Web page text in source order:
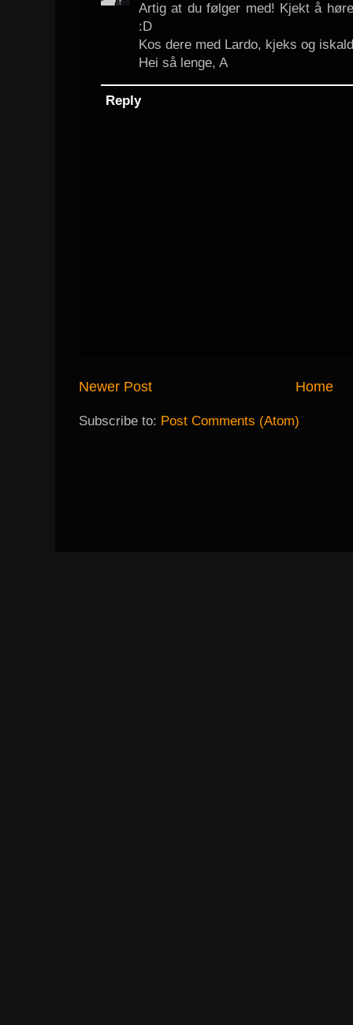
Artig at du følger med! Kjekt å
:D
Kos dere med Lardo, kjeks og
Hei så lenge, A
Reply
Newer Post Home
Subscribe to: Post Comments (Atom)